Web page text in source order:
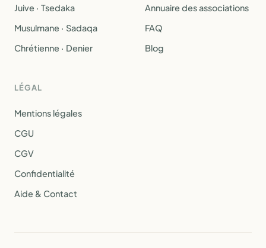
Juive · Tsedaka
Musulmane · Sadaqa
Chrétienne · Denier
Annuaire des associations
FAQ
Blog
LÉGAL
Mentions légales
CGU
CGV
Confidentialité
Aide & Contact